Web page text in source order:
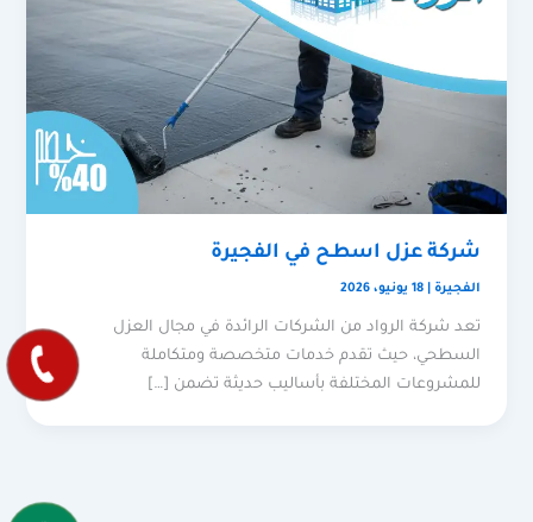
شركة عزل اسطح في الفجيرة
الفجيرة |18 يونيو، 2026
تعد شركة الرواد من الشركات الرائدة في مجال العزل
السطحي، حيث تقدم خدمات متخصصة ومتكاملة
للمشروعات المختلفة بأساليب حديثة تضمن […]